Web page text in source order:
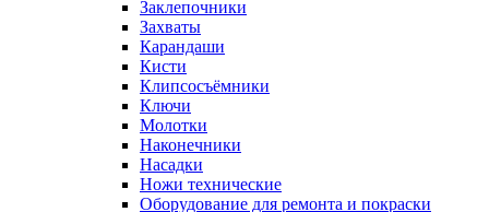
Заклепочники
Захваты
Карандаши
Кисти
Клипсосъёмники
Ключи
Молотки
Наконечники
Насадки
Ножи технические
Оборудование для ремонта и покраски